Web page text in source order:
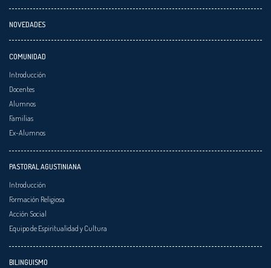
NOVEDADES
COMUNIDAD
Introducción
Docentes
Alumnos
Familias
Ex-Alumnos
PASTORAL AGUSTINIANA
Introducción
Formación Religiosa
Acción Social
Equipo de Espiritualidad y Cultura
BILINGUISMO